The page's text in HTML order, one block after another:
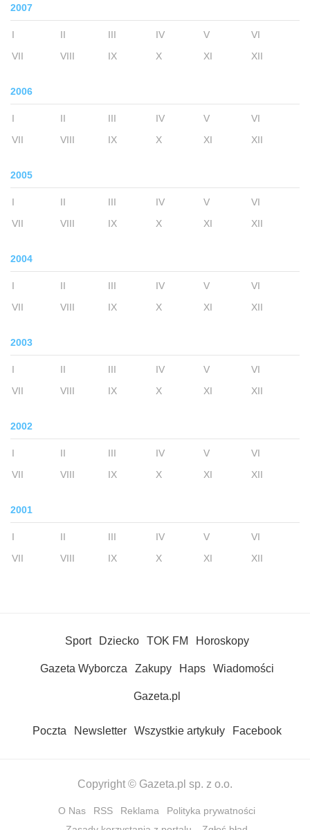
2007
I II III IV V
VI
VII
VIII IX X XI XII
2006
I II III IV V
VI
VII
VIII IX X XI XII
2005
I II III IV V
VI
VII
VIII IX X XI XII
2004
I II III IV V
VI
VII
VIII IX X XI XII
2003
I II III IV V
VI
VII
VIII IX X XI XII
2002
I II III IV V
VI
VII
VIII IX X XI XII
2001
I II III IV V
VI
VII
VIII IX X XI XII
Sport Dziecko TOK FM Horoskopy
Gazeta Wyborcza Zakupy Haps Wiadomości
Gazeta.pl
Poczta Newsletter Wszystkie artykuły Facebook
Copyright © Gazeta.pl sp. z o.o.
O Nas RSS Reklama
Polityka prywatności